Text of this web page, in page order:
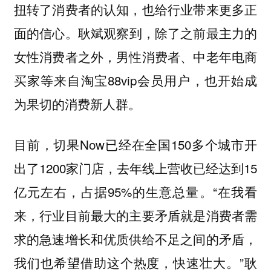
扭转了消费者的认知，也给行业带来更多正
面的信心。耿斌观察到，除了之前最主力的
女性消费者之外，男性消费者、中老年电商
买家等来自淘宝88vip会员用户，也开始成
为果切的消费新人群。
目前，切果Now已经在全国150多个城市开
出了1200家门店，去年线上营收已经达到15
亿元左右，占据95%的生意总量。“在我看
来，行业目前最大的主要矛盾就是消费者需
求的急速增长和优质供给不足之间的矛盾，
我们也希望借助这个热度，快速壮大。”耿